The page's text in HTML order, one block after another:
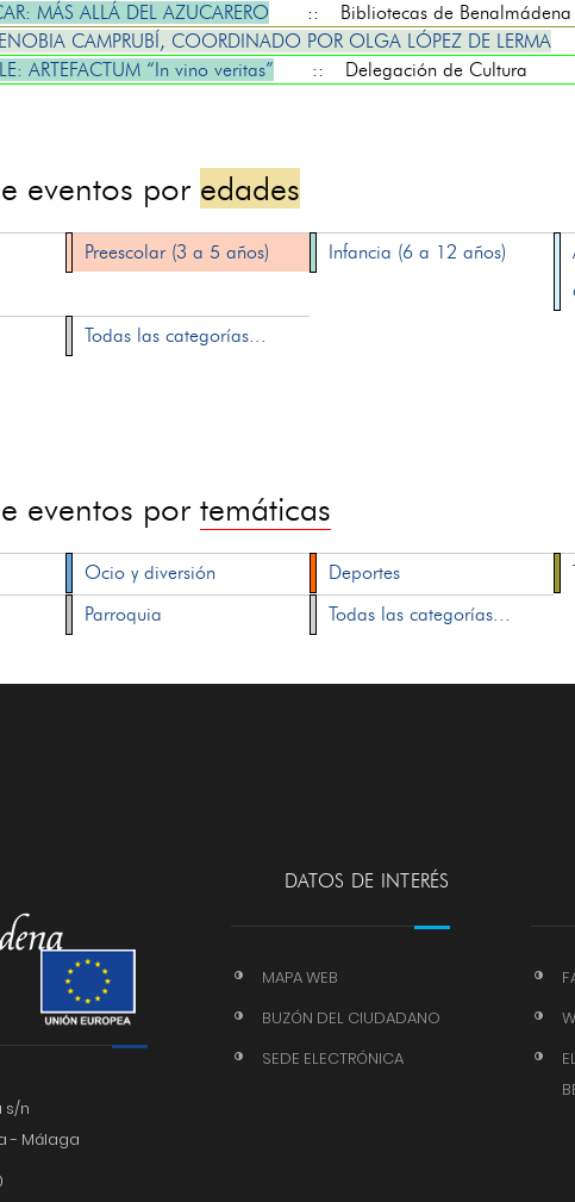
MÁS ALLÁ DEL AZUCARERO
:: Bibliotecas de Benalmádena
CAMPRUBÍ, COORDINADO POR OLGA LÓPEZ DE LERMA
ARTEFACTUM “In vino veritas”
:: Delegación de Cultura
eventos por edades
Preescolar (3 a 5 años) Infancia (6 a 12 años)
Todas las categorías...
eventos portemáticas
Ocio y diversión Deportes
Parroquia Todas las categorías...
s/n
- Málaga
DATOS DE INTERÉS
MAPA WEB
BUZÓN DEL CIUDADANO
SEDE ELECTRÓNICA